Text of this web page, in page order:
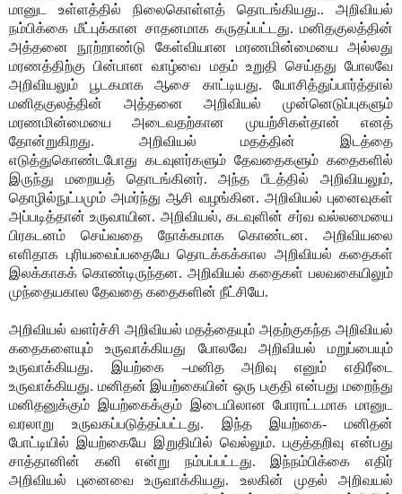
மானுட உள்ளத்தில் நிலைகொள்ளத் தொடங்கியது.. அறிவியல்
நம்பிக்கை மீட்புக்கான சாதனமாக கருதப்பட்டது. மனிதகுலத்தின்
அத்தனை நூற்றாண்டு கேள்வியான மரணமின்மையை அல்லது
மரணத்திற்கு பின்பான வாழ்வை மதம் உறுதி செய்தது போலவே
அறிவியலும் பூடகமாக ஆசை காட்டியது. யோசித்துப்பார்த்தால்
மனிதகுலத்தின் அத்தனை அறிவியல் முன்னெடுப்புகளும்
மரணமின்மையை அடைவதற்கான முயற்சிகள்தான் எனத்
தோன்றுகிறது. அறிவியல் மதத்தின் இடத்தை
எடுத்துகொண்டபோது கடவுளர்களும் தேவதைகளும் கதைகளில்
இருந்து மறையத் தொடங்கினர். அந்த பீடத்தில் அறிவியலும்,
தொழில்நுட்பமும் அமர்ந்து ஆசி வழங்கின. அறிவியல் புனைவுகள்
அப்படித்தான் உருவாயின. அறிவியல், கடவுளின் சர்வ வல்லமையை
பிரகடனம் செய்வதை நோக்கமாக கொண்டன. அறிவியலை
எளிதாக புரியவைப்பதையே தொடக்கக்கால அறிவியல் கதைகள்
இலக்காகக் கொண்டிருந்தன. அறிவியல் கதைகள் பலவகையிலும்
முந்தையகால தேவதை கதைகளின் நீட்சியே.
அறிவியல் வளர்ச்சி அறிவியல் மதத்தையும் அதற்குகந்த அறிவியல்
கதைகளையும் உருவாக்கியது போலவே அறிவியல் மறுப்பையும்
உருவாக்கியது. இயற்கை –மனித அறிவு எனும் எதிரீடை
உருவாக்கியது. மனிதன் இயற்கையின் ஒரு பகுதி என்பது மறைந்து
மனிதனுக்கும் இயற்கைக்கும் இடையிலான போராட்டமாக மானுட
வரலாறு உருவகப்படுத்தப்பட்டது. இந்த இயற்கை- மனிதன்
போட்டியில் இயற்கையே இறுதியில் வெல்லும். பகுத்தறிவு என்பது
சாத்தானின் கனி என்று நம்பப்பட்டது. இந்நம்பிக்கை எதிர்
அறிவியல் புனைவை உருவாக்கியது. உலகின் முதல் அறிவயல்